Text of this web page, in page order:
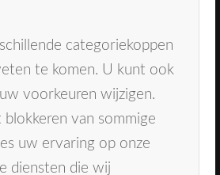
categoriekoppen
te komen. U kunt ook
voorkeuren wijzigen.
van sommige
uw ervaring op onze
diensten die wij